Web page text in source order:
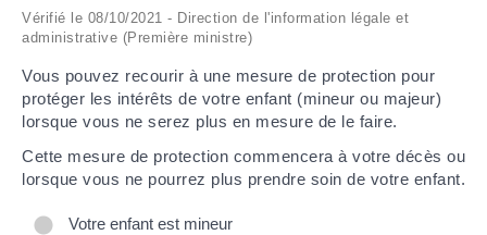
Vérifié le 08/10/2021 - Direction de l'information légale et
administrative (Première ministre)
Vous pouvez recourir à une mesure de protection pour
protéger les intérêts de votre enfant (mineur ou majeur)
lorsque vous ne serez plus en mesure de le faire.
Cette mesure de protection commencera à votre décès ou
lorsque vous ne pourrez plus prendre soin de votre enfant.
Votre enfant est mineur